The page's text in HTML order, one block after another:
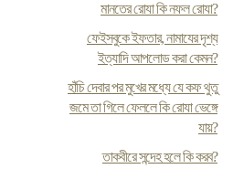
মানতের রোযা কি নফল রোযা?
ফেইসবুকে ইফতার, নামাযের দৃশ্য
ইত্যাদি আপলোড করা কেমন?
হাঁচি দেবার পর মুখের মধ্যে যে কফ থুতু
জমে তা গিলে ফেললে কি রোযা ভেঙ্গে
যায়?
তাকবীরে সন্দেহ হলে কি করব?